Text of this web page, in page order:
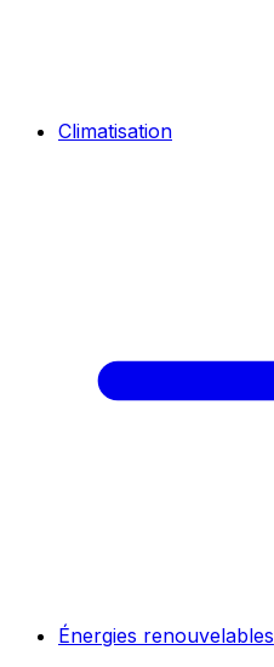
Climatisation
Énergies renouvelables